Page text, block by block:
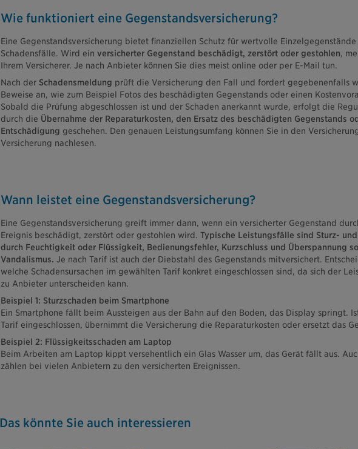
Wie funktioniert eine Gegenstandsversicherung?
Eine Gegenstandsversicherung bietet finanziellen Schutz für wertvolle
Schadensfälle. Wird ein versicherter Gegenstand beschädigt, zerstört oder gestohlen,
Ihrem Versicherer. Je nach Anbieter können Sie dies meist online oder per E-Mail tun.
Nach der Schadensmeldung prüft die Versicherung den Fall und fordert gegebenenfalls
Beweise an, wie zum Beispiel Fotos des beschädigten Gegenstands oder einen
Sobald die Prüfung abgeschlossen ist und der Schaden anerkannt wurde, erfolgt die
durch die Übernahme der Reparaturkosten, den Ersatz des beschädigten Gegenstands
Entschädigung geschehen. Den genauen Leistungsumfang können Sie in den
Versicherung nachlesen.
Wann leistet eine Gegenstandsversicherung?
Eine Gegenstandsversicherung greift immer dann, wenn ein versicherter Gegenstand
Ereignis beschädigt, zerstört oder gestohlen wird. Typische Leistungsfälle sind Sturz-
durch Feuchtigkeit oder Flüssigkeit, Bedienungsfehler, Kurzschluss und Überspannung
Vandalismus. Je nach Tarif ist auch der Diebstahl des Gegenstands mitversichert.
welche Schadensursachen im gewählten Tarif konkret eingeschlossen sind, da sich der
zu Anbieter unterscheiden kann.
Beispiel 1: Sturzschaden beim Smartphone
Ein Smartphone fällt beim Aussteigen aus der Bahn auf den Boden, das Display springt.
Tarif eingeschlossen, übernimmt die Versicherung die Reparaturkosten oder ersetzt das
Beispiel 2: Flüssigkeitsschaden am Laptop
Beim Arbeiten am Laptop kippt versehentlich ein Glas Wasser um, das Gerät fällt aus.
zählen bei vielen Anbietern zu den versicherten Ereignissen.
Das könnte Sie auch interessieren